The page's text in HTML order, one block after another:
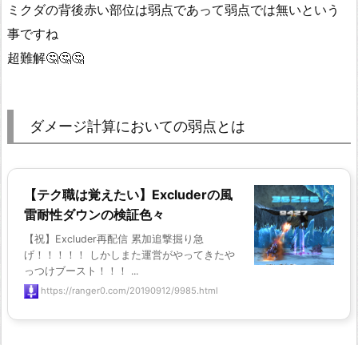
ミクダの背後赤い部位は弱点であって弱点では無いという
事ですね
超難解🤔🤔🤔
ダメージ計算においての弱点とは
【テク職は覚えたい】Excluderの風
雷耐性ダウンの検証色々
【祝】Excluder再配信 累加追撃掘り急
げ！！！！！ しかしまた運営がやってきたや
っつけブースト！！！ ...
https://ranger0.com/20190912/9985.html